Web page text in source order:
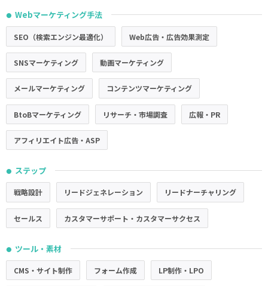
● Webマーケティング手法
SEO（検索エンジン最適化） Web広告・広告効果測定
SNSマーケティング 動画マーケティング
メールマーケティング コンテンツマーケティング
BtoBマーケティング リサーチ・市場調査 広報・PR
アフィリエイト広告・ASP
● ステップ
戦略設計 リードジェネレーション リードナーチャリング
セールス カスタマーサポート・カスタマーサクセス
● ツール・素材
CMS・サイト制作 フォーム作成 LP制作・LPO